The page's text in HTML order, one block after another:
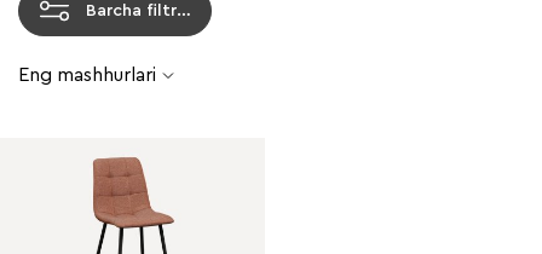
Barcha filtrlar
Eng mashhurlari